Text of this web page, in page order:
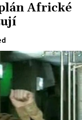
Africké